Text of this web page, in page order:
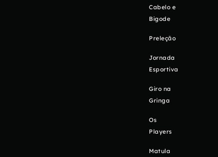
Cabelo e
Bigode
Preleção
Jornada
Esportiva
Giro na
Gringa
Os
Players
Matula